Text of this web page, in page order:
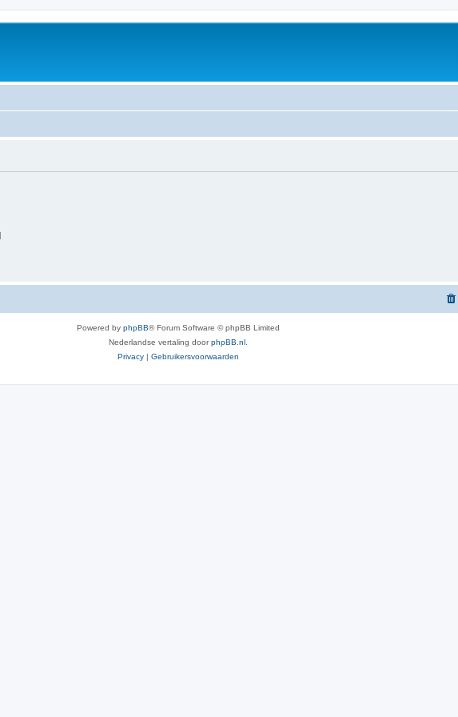
Powered by phpBB® Forum Software © phpBB Limited
Nederlandse vertaling doorphpBB.nl
Privacy | Gebruikersvoorwaarden